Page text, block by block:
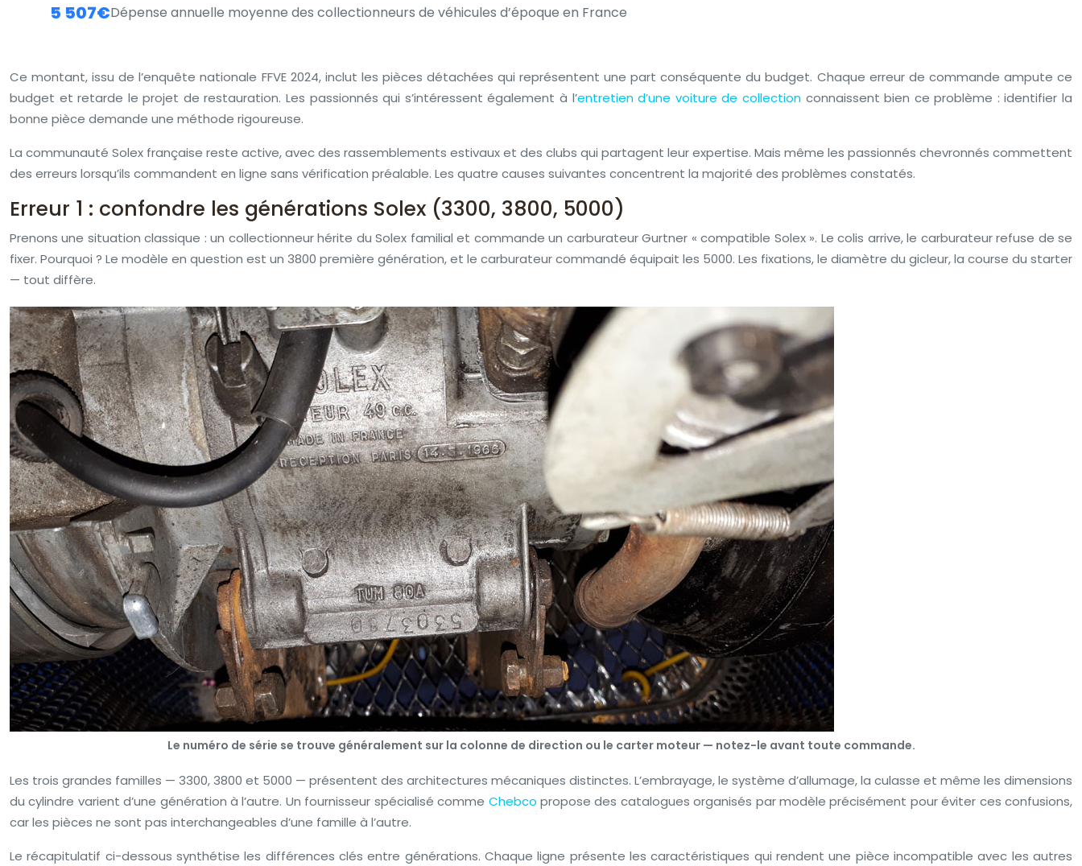
5 507€Dépense annuelle moyenne des collectionneurs de véhicules d’époque en France
Ce montant, issu de l’enquête nationale FFVE 2024, inclut les pièces détachées qui représentent une part conséquente du budget. Chaque erreur de commande ampute ce
budget et retarde le projet de restauration. Les passionnés qui s’intéressent également à l’entretien d’une voiture de collectionconnaissent bien ce problème : identifier la
bonne pièce demande une méthode rigoureuse.
La communauté Solex française reste active, avec des rassemblements estivaux et des clubs qui partagent leur expertise. Mais même les passionnés chevronnés commettent
des erreurs lorsqu’ils commandent en ligne sans vérification préalable. Les quatre causes suivantes concentrent la majorité des problèmes constatés.
Erreur 1 : confondre les générations Solex (3300, 3800, 5000)
Prenons une situation classique : un collectionneur hérite du Solex familial et commande un carburateur Gurtner « compatible Solex ». Le colis arrive, le carburateur refuse de se
fixer. Pourquoi ? Le modèle en question est un 3800 première génération, et le carburateur commandé équipait les 5000. Les fixations, le diamètre du gicleur, la course du starter
— tout diffère.
Le numéro de série se trouve généralement sur la colonne de direction ou le carter moteur — notez-le avant toute commande.
Les trois grandes familles — 3300, 3800 et 5000 — présentent des architectures mécaniques distinctes. L’embrayage, le système d’allumage, la culasse et même les dimensions
du cylindre varient d’une génération à l’autre. Un fournisseur spécialisé comme Chebco propose des catalogues organisés par modèle précisément pour éviter ces confusions,
car les pièces ne sont pas interchangeables d’une famille à l’autre.
Le récapitulatif ci-dessous synthétise les différences clés entre générations. Chaque ligne présente les caractéristiques qui rendent une pièce incompatible avec les autres